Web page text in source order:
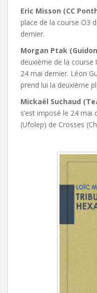
Eric Misson (CC
place de la course O3
dernier.
Morgan Ptak
deuxième de la course
24 mai dernier. Léon
prend lui la deuxième
Mickaël Suchaud
s’est imposé le 24
(Ufolep) de Crosses